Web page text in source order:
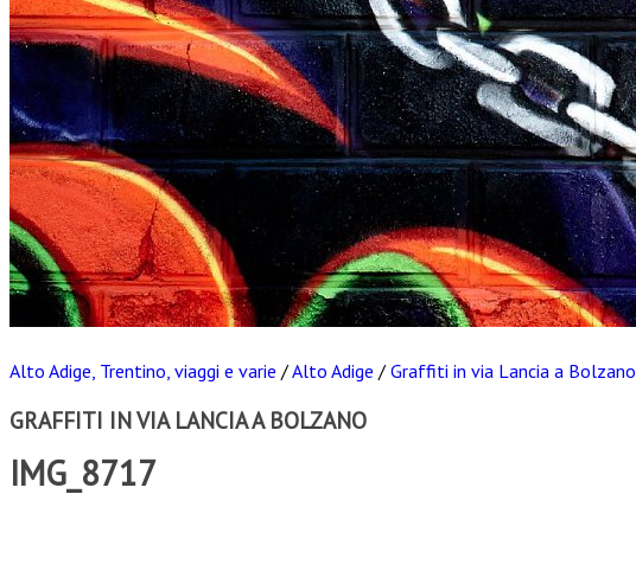
Alto Adige, Trentino, viaggi e varie /Alto Adige / Graffiti in via Lancia a Bolzano
GRAFFITI IN VIA LANCIA A BOLZANO
IMG_8717